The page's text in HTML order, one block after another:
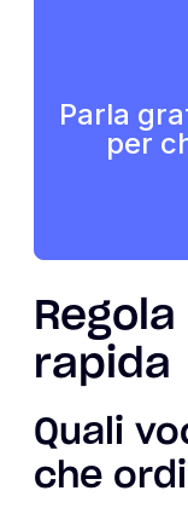
Parla
per
rapida
Quali
che